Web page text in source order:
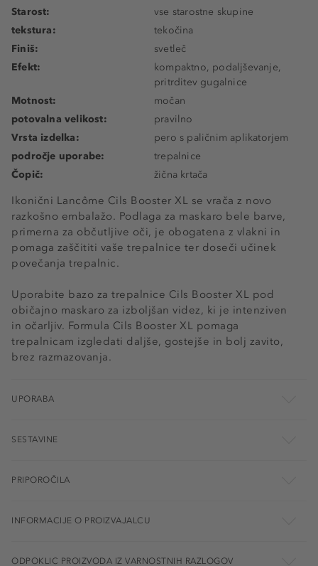
Ikonični Lancôme Cils Booster XL se vrača z novo
razkošno embalažo. Podlaga za maskaro bele barve,
primerna za občutljive oči, je obogatena z vlakni in
pomaga zaščititi vaše trepalnice ter doseči učinek
povečanja trepalnic.
Uporabite bazo za trepalnice Cils Booster XL pod
običajno maskaro za izboljšan videz, ki je intenziven
in očarljiv. Formula Cils Booster XL pomaga
trepalnicam izgledati daljše, gostejše in bolj zavito,
brez razmazovanja.
Starost:
vse starostne skupine
tekstura:
tekočina
Finiš:
svetleč
Efekt:
kompaktno, podaljševanje,
pritrditev gugalnice
Motnost:
močan
potovalna velikost:
pravilno
Vrsta izdelka:
pero s paličnim aplikatorjem
področje uporabe:
trepalnice
Čopič:
žična krtača
UPORABA
SESTAVINE
PRIPOROČILA
INFORMACIJE O PROIZVAJALCU
ODPOKLIC PROIZVODA IZ VARNOSTNIH RAZLOGOV